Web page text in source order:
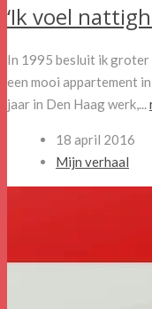
‘Ik voel
In 1995 besluit ik groter
een mooi appartement
jaar in Den Haag werk,...
18 april 2016
Mijn verhaal